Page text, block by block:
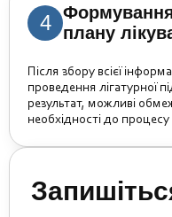
4
Формування
плану
Після збору всієї
проведення лігатурної
результат, можливі
необхідності до процесу